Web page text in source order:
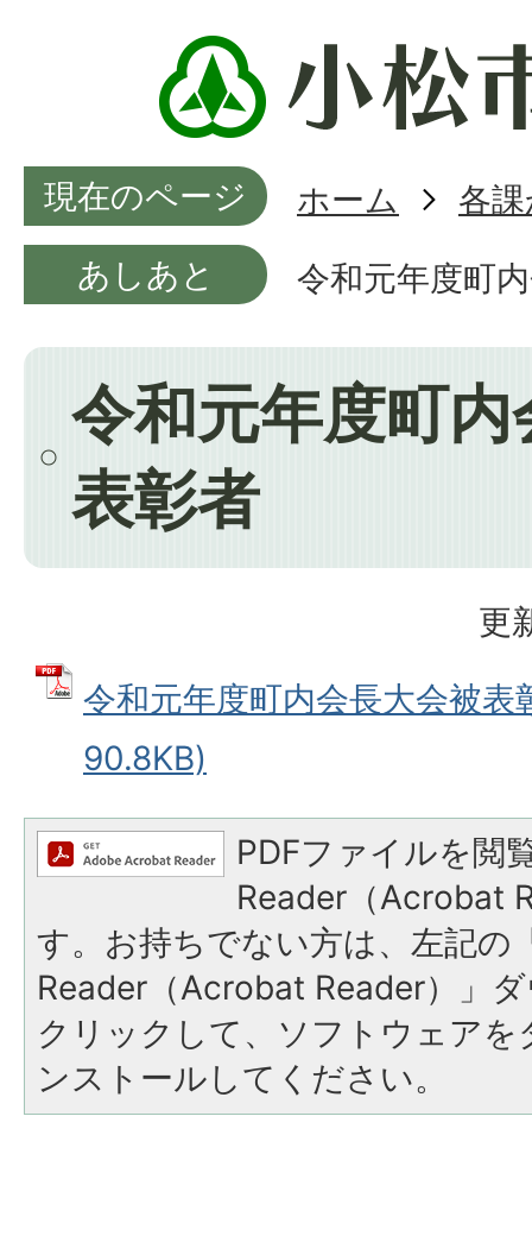
現在のページ ホーム
各
あしあと
令和元年度町
令和元年度町
表彰者
更
令和元年度町内会長大会被表
90.8KB)
PDFファイルを閲
Reader（Acrobat
す。お持ちでない方は、左記の
Reader（Acrobat Reader）」
クリックして、ソフトウェア
ンストールしてください。